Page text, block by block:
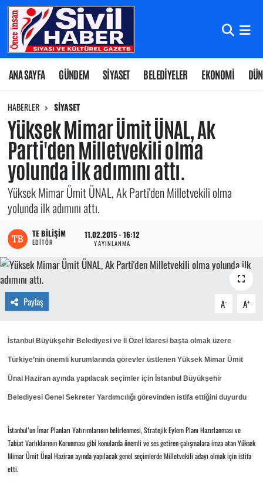
ANA SAYFA GÜNDEM SİYASET BELEDİYELER EKONOMİ
HABERLER SİYASET
Yüksek Mimar Ümit ÜNAL, Ak
Parti'den Milletvekili olma
yolunda ilk adımını attı.
Yüksek Mimar Ümit ÜNAL, Ak Parti'den Milletvekili olma
yolunda ilk adımını attı.
TE BILIŞIM
EDITÖR
11.02.2015 - 16:12
YAYINLANMA
Paylaş A- A+
İstanbul Büyükşehir Belediyesi ve İl Özel İdaresi başta olmak üzere
Türkiye’nin önemli kurumlarında görevler üstlenen Yüksek Mimar Ümit
Ünal Haziran ayında yapılacak seçimler için İstanbul Büyükşehir
Belediyesi Genel Sekreter Yardımcılığı görevinden istifa ettiğini duyurdu
İstanbul’un İmar Planları Yatırımlarının belirlenmesi, Stratejik Eylem Planı Hazırlanması ve
Tabiat Varlıklarının Korunması gibi konularda önemli ve ses getiren çalışmalara imza atan Yüksek
Mimar Ümit Ünal Haziran ayında yapılacak genel seçimlerde Milletvekili adayı olmak için istifa
etti.
Nöbetçi Eczaneler
Hava Durumu
Namaz Vakitleri
Trafik Durumu
Süper Lig Puan Durumu ve Fikstür
Tüm Manşetler
Son Dakika Haberleri
Haber Arşivi